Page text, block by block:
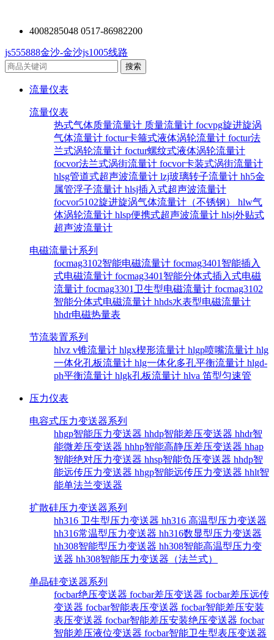
4008285048 0517-86982200
js555888金沙-金沙js1005线路
流量仪表
流量仪表
热式气体质量流量计 质量流量计 focvpg旋进旋涡
气体流量计 foctur卡箍式液体涡轮流量计 foctur法
兰式涡轮流量计 foctur螺纹式液体涡轮流量计
focvor法兰式涡街流量计 focvor卡装式涡街流量计
hlsg管道式超声波流量计 lzj玻璃转子流量计 hh5金
属管浮子流量计 hlsj插入式超声波流量计
focvor5102旋进旋涡气体流量计（不锈钢） hlw气
体涡轮流量计 hlsp便携式超声波流量计 hlsj外贴式
超声波流量计
电磁流量计系列
focmag3102智能电磁流量计 focmag3401智能插入
式电磁流量计 focmag3401智能分体式插入式电磁
流量计 focmag3301卫生型电磁流量计 focmag3102
智能分体式电磁流量计 hhds水表型电磁流量计
hhdr电磁热量表
节流装置系列
hlvz v锥流量计 hlgx楔形流量计 hlgp喷嘴流量计 hlg
一体化孔板流量计 hlg一体化多孔平衡流量计 hlgd-
ph平衡流量计 hlgk孔板流量计 hlva 笛型匀速管
压力仪表
电容式压力变送器系列
hhgp智能压力变送器 hhdp智能差压变送器 hhdr智
能微差压变送器 hhhp智能高静压差压变送器 hhap
智能绝对压力变送器 hhsp智能负压变送器 hhdp智
能远传压力变送器 hhgp智能远传压力变送器 hhlt智
能单法兰变送器
扩散硅压力变送器系列
hh316 卫生型压力变送器 hh316 高温型压力变送器
hh316常温型压力变送器 hh316数显型压力变送器
hh308智能型压力变送器 hh308智能高温型压力变
送器 hh308智能压力变送器（法兰式）
单晶硅变送器系列
focbar绝压变送器 focbar差压变送器 focbar差压远传
变送器 focbar智能表压变送器 focbar智能差压安装
表压变送器 focbar智能差压安装绝压变送器 focbar
智能差压液位变送器 focbar智能卫生型表压变送器